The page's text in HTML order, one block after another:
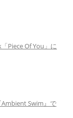
Piece Of You」に
Swim』で